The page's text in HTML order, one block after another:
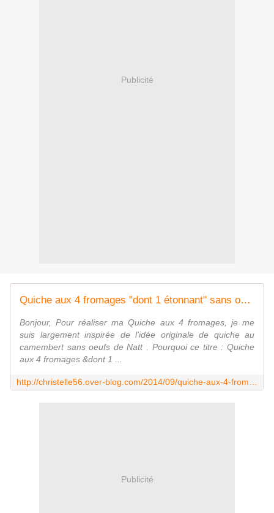
Publicité
Quiche aux 4 fromages "dont 1 étonnant" sans oeufs - Pâte brisée au sarrazin - Entre rire et cuisine...
Bonjour, Pour réaliser ma Quiche aux 4 fromages, je me
suis largement inspirée de l'idée originale de quiche au
camembert sans oeufs de Natt . Pourquoi ce titre : Quiche
aux 4 fromages &dont 1 ...
Publicité